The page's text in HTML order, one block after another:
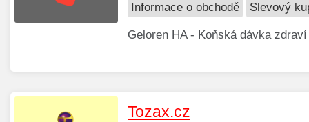
Informace o obchodě Slevový
Geloren HA - Koňská dávka
Tozax.cz